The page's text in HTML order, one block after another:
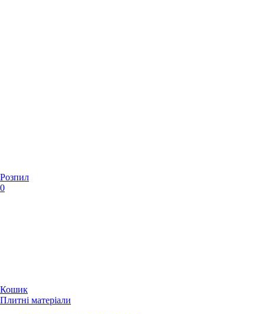
Розпил
0
Кошик
Плитні матеріали